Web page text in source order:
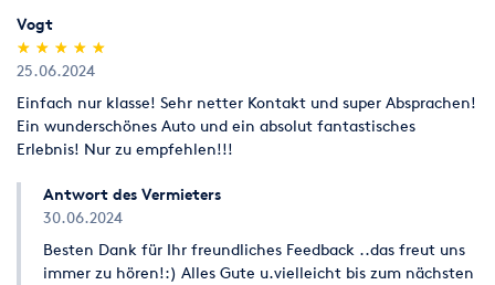
war Fahrzeugführer? Adresse und Versicherungsnummer der
anderen Unfallbeteiligten sowie die amtlichen Kennzeichen
der am Unfall beteiligten Fahrzeuge detaillierter Unfallbericht
möglicher Zeugen erkennbares Schadensausmaß (Tod,
Verletzung, Sachschaden) Angaben zum derzeitigen
Aufenthaltsort des Fahrzeuges 5. Mietpreis: Die Miete ist in
vollem Umfang im Voraus in bar zu bezahlen. Es gilt die aktuell
gültige Preisliste. 6. Gerichtsstand: Ausschließlicher
Gerichtsstand für Streitigkeiten im Zusammenhang mit
diesem Vertrag ist der Geschäftssitz von VIP, sofern der Mieter
Kaufmann ist. ©2007 VIP World Travel
Vogt
(*)
★
★
(*) ★
★
(*) ★
★
(*) ★
★
(*) ★
★
25.06.2024
Einfach nur klasse! Sehr netter Kontakt und super Absprachen!
Ein wunderschönes Auto und ein absolut fantastisches
Erlebnis! Nur zu empfehlen!!!
Antwort des Vermieters
30.06.2024
Besten Dank für Ihr freundliches Feedback ..das freut uns
immer zu hören!:) Alles Gute u.vielleicht bis zum nächsten